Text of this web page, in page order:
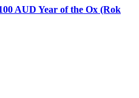
AUD Year of the Ox (Rok